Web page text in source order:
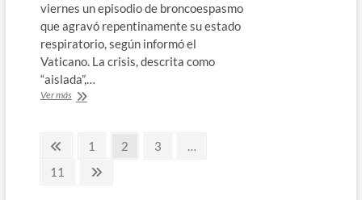
viernes un episodio de broncoespasmo
que agravó repentinamente su estado
respiratorio, según informó el
Vaticano. La crisis, descrita como
“aislada”,…
Ver másEl
complicación
respiratoria
Paginación
de
PáginaPágina
1 Página
2 Página
3
…
Página
11
Página